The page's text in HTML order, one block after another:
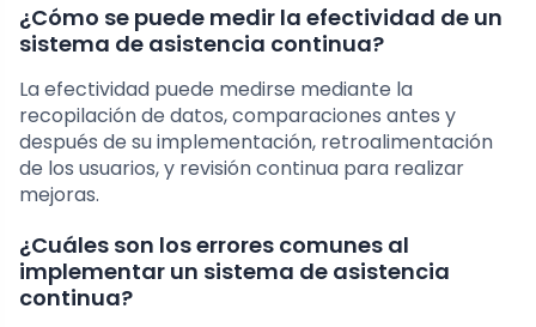
¿Cómo se puede medir la efectividad de un
sistema de asistencia continua?
La efectividad puede medirse mediante la
recopilación de datos, comparaciones antes y
después de su implementación, retroalimentación
de los usuarios, y revisión continua para realizar
mejoras.
¿Cuáles son los errores comunes al
implementar un sistema de asistencia
continua?